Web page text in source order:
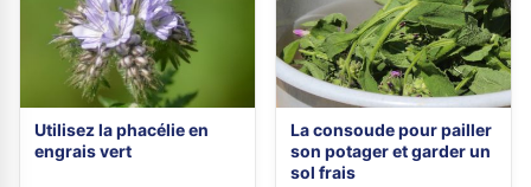
Utilisez la phacélie en
engrais vert
La consoude pour pailler
son potager et garder un
sol frais